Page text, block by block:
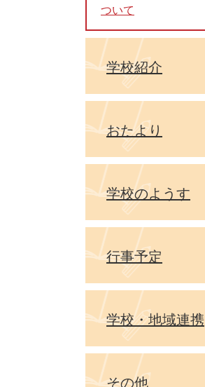
ついて
学校紹介
おたより
学校のようす
行事予定
学校・地域連携
その他